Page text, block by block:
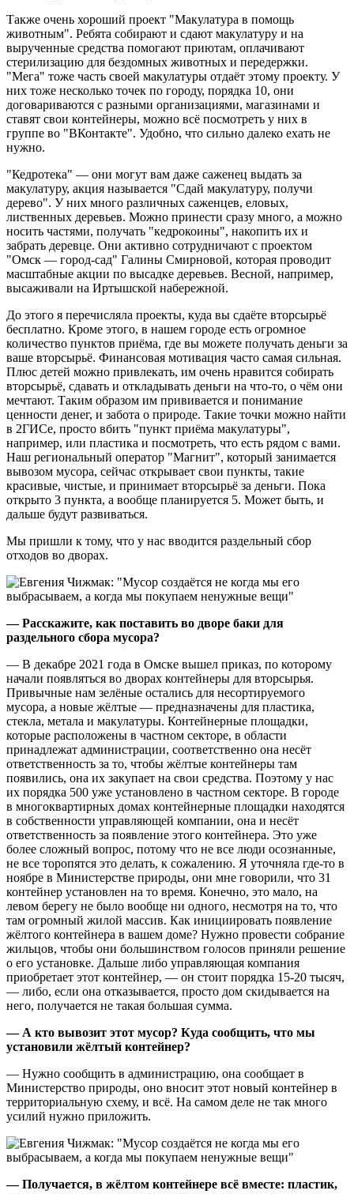
Также очень хороший проект "Макулатура в помощь
животным". Ребята собирают и сдают макулатуру и на
вырученные средства помогают приютам, оплачивают
стерилизацию для бездомных животных и передержки.
"Мега" тоже часть своей макулатуры отдаёт этому проекту. У
них тоже несколько точек по городу, порядка 10, они
договариваются с разными организациями, магазинами и
ставят свои контейнеры, можно всё посмотреть у них в
группе во "ВКонтакте". Удобно, что сильно далеко ехать не
нужно.
"Кедротека" — они могут вам даже саженец выдать за
макулатуру, акция называется "Сдай макулатуру, получи
дерево". У них много различных саженцев, еловых,
лиственных деревьев. Можно принести сразу много, а можно
носить частями, получать "кедрокоины", накопить их и
забрать деревце. Они активно сотрудничают с проектом
"Омск — город-сад" Галины Смирновой, которая проводит
масштабные акции по высадке деревьев. Весной, например,
высаживали на Иртышской набережной.
До этого я перечисляла проекты, куда вы сдаёте вторсырьё
бесплатно. Кроме этого, в нашем городе есть огромное
количество пунктов приёма, где вы можете получать деньги за
ваше вторсырьё. Финансовая мотивация часто самая сильная.
Плюс детей можно привлекать, им очень нравится собирать
вторсырьё, сдавать и откладывать деньги на что-то, о чём они
мечтают. Таким образом им прививается и понимание
ценности денег, и забота о природе. Такие точки можно найти
в 2ГИСе, просто вбить "пункт приёма макулатуры",
например, или пластика и посмотреть, что есть рядом с вами.
Наш региональный оператор "Магнит", который занимается
вывозом мусора, сейчас открывает свои пункты, такие
красивые, чистые, и принимает вторсырьё за деньги. Пока
открыто 3 пункта, а вообще планируется 5. Может быть, и
дальше будут развиваться.
Мы пришли к тому, что у нас вводится раздельный сбор
отходов во дворах.
— Расскажите, как поставить во дворе баки для
раздельного сбора мусора?
— В декабре 2021 года в Омске вышел приказ, по которому
начали появляться во дворах контейнеры для вторсырья.
Привычные нам зелёные остались для несортируемого
мусора, а новые жёлтые — предназначены для пластика,
стекла, метала и макулатуры. Контейнерные площадки,
которые расположены в частном секторе, в области
принадлежат администрации, соответственно она несёт
ответственность за то, чтобы жёлтые контейнеры там
появились, она их закупает на свои средства. Поэтому у нас
их порядка 500 уже установлено в частном секторе. В городе
в многоквартирных домах контейнерные площадки находятся
в собственности управляющей компании, она и несёт
ответственность за появление этого контейнера. Это уже
более сложный вопрос, потому что не все люди осознанные,
не все торопятся это делать, к сожалению. Я уточняла где-то в
ноябре в Министерстве природы, они мне говорили, что 31
контейнер установлен на то время. Конечно, это мало, на
левом берегу не было вообще ни одного, несмотря на то, что
там огромный жилой массив. Как инициировать появление
жёлтого контейнера в вашем доме? Нужно провести собрание
жильцов, чтобы они большинством голосов приняли решение
о его установке. Дальше либо управляющая компания
приобретает этот контейнер, — он стоит порядка 15-20 тысяч,
— либо, если она отказывается, просто дом скидывается на
него, получается не такая большая сумма.
— А кто вывозит этот мусор? Куда сообщить, что мы
установили жёлтый контейнер?
— Нужно сообщить в администрацию, она сообщает в
Министерство природы, оно вносит этот новый контейнер в
территориальную схему, и всё. На самом деле не так много
усилий нужно приложить.
— Получается, в жёлтом контейнере всё вместе: пластик,